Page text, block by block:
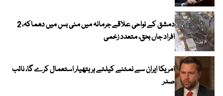
دمشق کے نواحی علاقے جرمانہ میں منی بس میں دھماکہ، 2
افراد جاں بحق، متعدد زخمی
امریکا ایران سے نمٹنے کیلئے ہر ہتھیار استعمال کرے گا، نائب
صدر